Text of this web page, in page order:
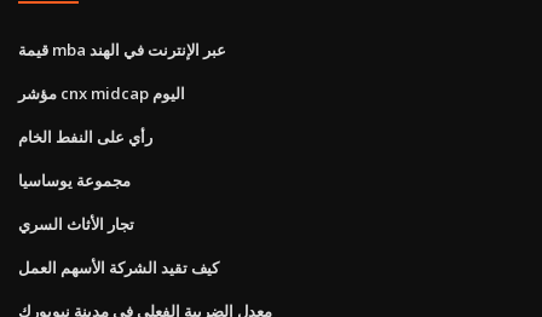
قيمة mba عبر الإنترنت في الهند
مؤشر cnx midcap اليوم
رأي على النفط الخام
مجموعة يوساسيا
تجار الأثاث السري
كيف تقيد الشركة الأسهم العمل
معدل الضريبة الفعلي في مدينة نيويورك